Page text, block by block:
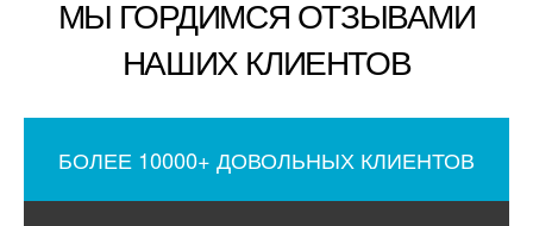
МЫ ГОРДИМСЯ ОТЗЫВАМИ
НАШИХ КЛИЕНТОВ
БОЛЕЕ 10000+ ДОВОЛЬНЫХ КЛИЕНТОВ